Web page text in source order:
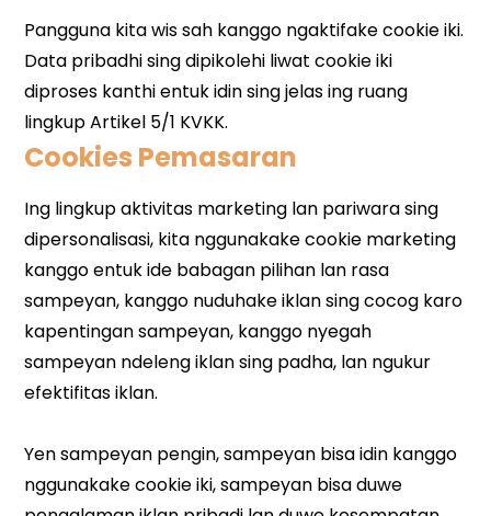
Cookies Pemasaran